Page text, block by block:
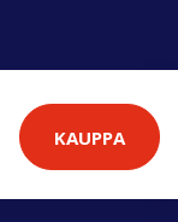
KAUPPA